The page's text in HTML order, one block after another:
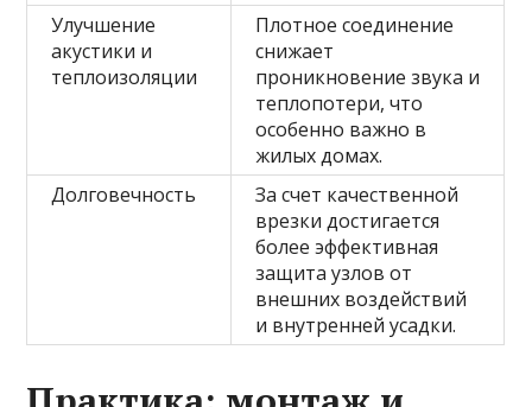
Улучшение
акустики и
теплоизоляции
Плотное соединение
снижает
проникновение звука и
теплопотери, что
особенно важно в
жилых домах.
Долговечность
За счет качественной
врезки достигается
более эффективная
защита узлов от
внешних воздействий
и внутренней усадки.